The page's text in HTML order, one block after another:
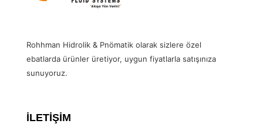
Rohhman Hidrolik & Pnömatik olarak sizlere özel
ebatlarda ürünler üretiyor, uygun fiyatlarla satışınıza
sunuyoruz.
İLETİŞİM